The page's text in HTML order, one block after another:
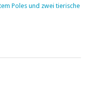
Poles und zwei tierische